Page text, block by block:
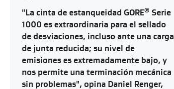
"La cinta de estanqueidad GORE® Serie
1000 es extraordinaria para el sellado
de desviaciones, incluso ante una carga
de junta reducida; su nivel de
emisiones es extremadamente bajo, y
nos permite una terminación mecánica
sin problemas", opina Daniel Renger,